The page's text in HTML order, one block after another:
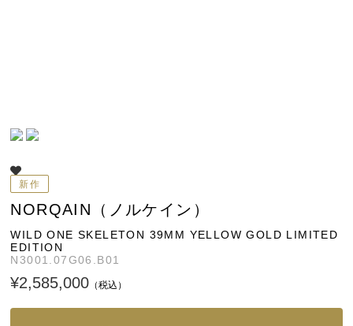
新作
NORQAIN（ノルケイン）
WILD ONE SKELETON 39MM YELLOW GOLD LIMITED
EDITION
N3001.07G06.B01
¥2,585,000 （税込）